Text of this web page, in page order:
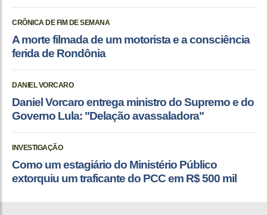
CRÔNICA DE FIM DE SEMANA
A morte filmada de um motorista e a consciência
ferida de Rondônia
DANIEL VORCARO
Daniel Vorcaro entrega ministro do Supremo e do
Governo Lula: "Delação avassaladora"
INVESTIGAÇÃO
Como um estagiário do Ministério Público
extorquiu um traficante do PCC em R$ 500 mil